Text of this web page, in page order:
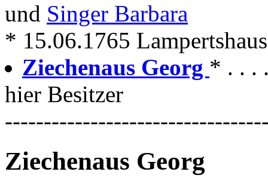
und Singer Barbara
* 15.06.1765
Ziechenaus Georg * . . .
hier Besitzer
Ziechenaus Georg